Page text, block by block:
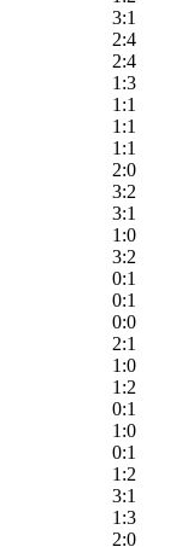
3:1
2:4
2:4
1:3
1:1
1:1
1:1
2:0
3:2
3:1
1:0
3:2
0:1
0:1
0:0
2:1
1:0
1:2
0:1
1:0
0:1
1:2
3:1
1:3
2:0